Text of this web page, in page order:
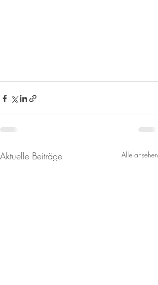
Aktuelle Beiträge Alle ansehen